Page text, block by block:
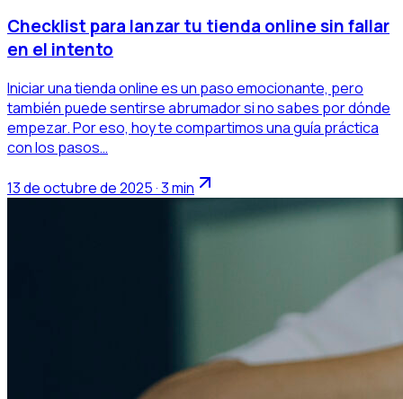
Checklist para lanzar tu tienda online sin fallar
en el intento
Iniciar una tienda online es un paso emocionante, pero
también puede sentirse abrumador si no sabes por dónde
empezar. Por eso, hoy te compartimos una guía práctica
con los pasos…
13 de octubre de 2025 · 3 min